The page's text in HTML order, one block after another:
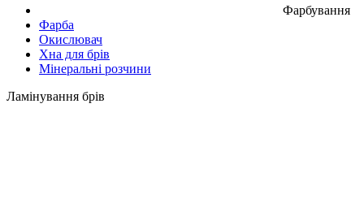
Фарбування
Фарба
Окислювач
Хна для брів
Мінеральні розчини
Ламінування брів